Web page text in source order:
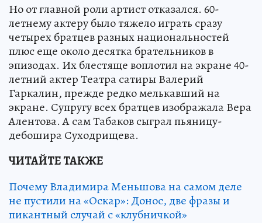
Но от главной роли артист отказался. 60-
летнему актеру было тяжело играть сразу
четырех братцев разных национальностей
плюс еще около десятка брательников в
эпизодах. Их блестяще воплотил на экране 40-
летний актер Театра сатиры Валерий
Гаркалин, прежде редко мелькавший на
экране. Супругу всех братцев изображала Вера
Алентова. А сам Табаков сыграл пьяницу-
дебошира Суходрищева.
ЧИТАЙТЕ ТАКЖЕ
Почему Владимира Меньшова на самом деле
не пустили на «Оскар»: Донос, две фразы и
пикантный случай с «клубничкой»